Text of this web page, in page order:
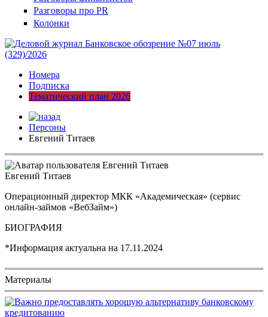
Разговоры про PR
Колонки
Номера
Подписка
Тематический план 2026
Персоны
Евгений Титаев
Евгений Титаев
Операционный директор МКК «Академическая» (сервис
онлайн-займов «ВебЗайм»)
БИОГРАФИЯ
*Информация актуальна на 17.11.2024
Материалы